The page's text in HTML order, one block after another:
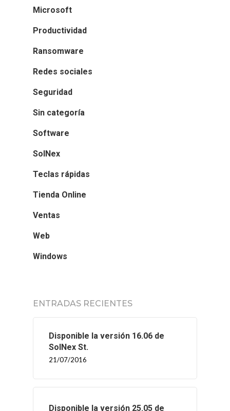
Microsoft
Productividad
Ransomware
Redes sociales
Seguridad
Sin categoría
Software
SolNex
Teclas rápidas
Tienda Online
Ventas
Web
Windows
ENTRADAS RECIENTES
Disponible la versión 16.06 de
SolNex St.
21/07/2016
Disponible la versión 25.05 de